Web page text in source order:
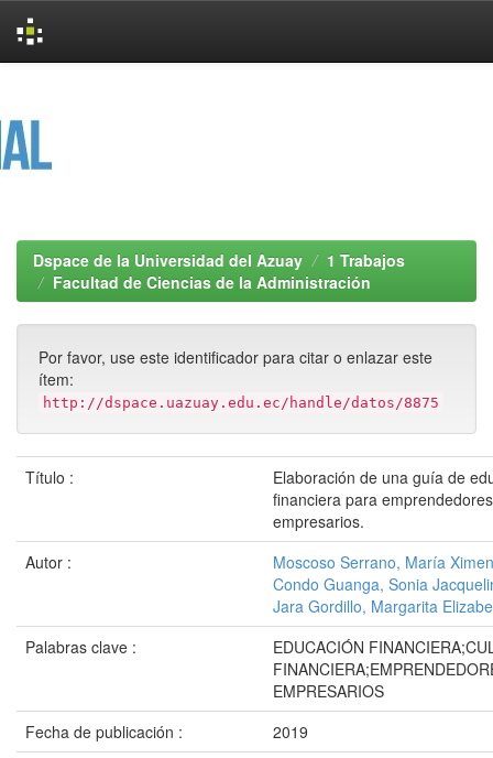
Dspace de la Universidad del Azuay
1 Trabajos
Facultad de Ciencias de la Administración
Por favor, use este identificador para citar o enlazar este
ítem:
http://dspace.uazuay.edu.ec/handle/datos/8875
Título :
Elaboración de una guía de
financiera para
empresarios.
Autor :
Moscoso Serrano, María
Condo Guanga, Sonia
Jara Gordillo, Margarita
Palabras clave :
EDUCACIÓN
EMPRESARIOS
Fecha de publicación :
2019